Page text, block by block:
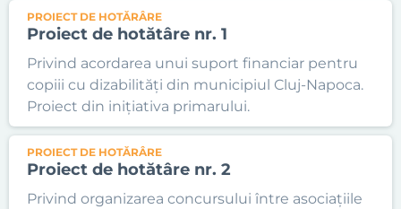
PROIECT DE HOTĂRÂRE
Proiect de hotătâre nr. 1
Privind acordarea unui suport financiar pentru
copiii cu dizabilități din municipiul Cluj-Napoca.
Proiect din inițiativa primarului.
PROIECT DE HOTĂRÂRE
Proiect de hotătâre nr. 2
Privind organizarea concursului între asociațiile